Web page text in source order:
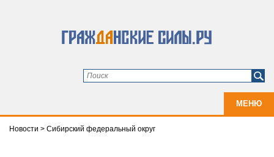
МЕНЮ
Новости > Сибирский федеральный округ